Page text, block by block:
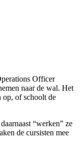
Officer
naar de wal. Het
op, of schoolt de
“werken” ze
de cursisten mee